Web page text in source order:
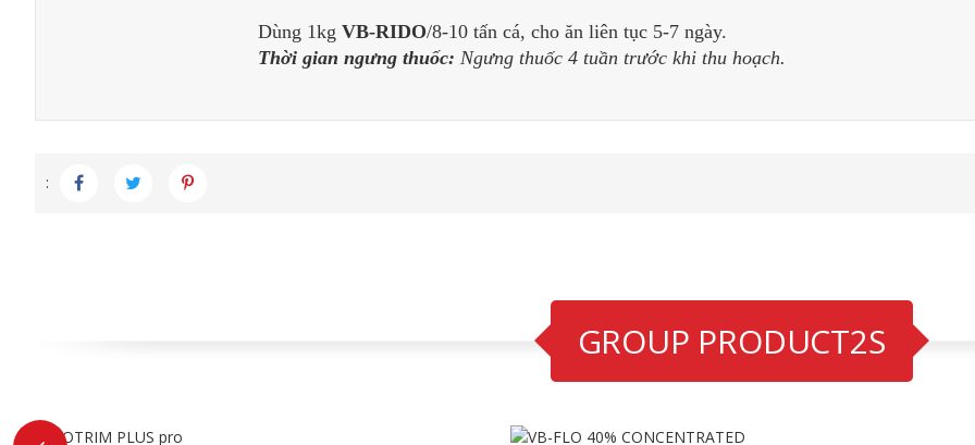
Dùng 1kg VB-RIDO/8-10 tấn cá, cho ăn liên tục 5-7 ngày.
Thời gian ngưng thuốc: Ngưng thuốc 4 tuần trước khi thu hoạch.
:
GROUP PRODUCT2S